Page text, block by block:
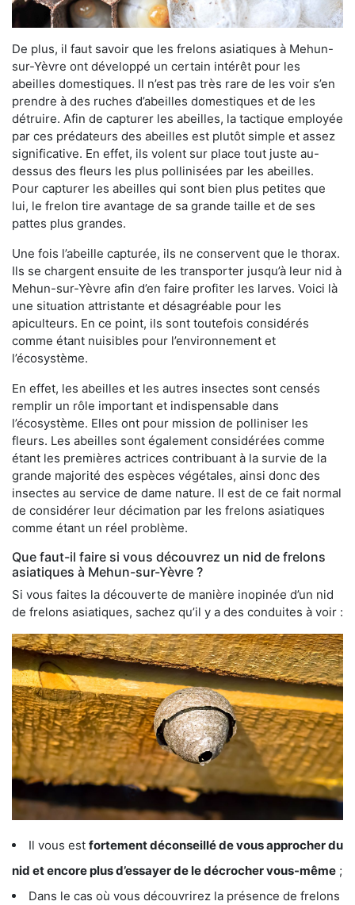
De plus, il faut savoir que les frelons asiatiques à Mehun-
sur-Yèvre ont développé un certain intérêt pour les
abeilles domestiques. Il n’est pas très rare de les voir s’en
prendre à des ruches d’abeilles domestiques et de les
détruire. Afin de capturer les abeilles, la tactique employée
par ces prédateurs des abeilles est plutôt simple et assez
significative. En effet, ils volent sur place tout juste au-
dessus des fleurs les plus pollinisées par les abeilles.
Pour capturer les abeilles qui sont bien plus petites que
lui, le frelon tire avantage de sa grande taille et de ses
pattes plus grandes.
Une fois l’abeille capturée, ils ne conservent que le thorax.
Ils se chargent ensuite de les transporter jusqu’à leur nid à
Mehun-sur-Yèvre afin d’en faire profiter les larves. Voici là
une situation attristante et désagréable pour les
apiculteurs. En ce point, ils sont toutefois considérés
comme étant nuisibles pour l’environnement et
l’écosystème.
En effet, les abeilles et les autres insectes sont censés
remplir un rôle important et indispensable dans
l’écosystème. Elles ont pour mission de polliniser les
fleurs. Les abeilles sont également considérées comme
étant les premières actrices contribuant à la survie de la
grande majorité des espèces végétales, ainsi donc des
insectes au service de dame nature. Il est de ce fait normal
de considérer leur décimation par les frelons asiatiques
comme étant un réel problème.
Que faut-il faire si vous découvrez un nid de frelons
asiatiques à Mehun-sur-Yèvre ?
Si vous faites la découverte de manière inopinée d’un nid
de frelons asiatiques, sachez qu’il y a des conduites à voir :
Il vous est fortement déconseillé de vous approcher du
nid et encore plus d’essayer de le décrocher vous-même ;
Dans le cas où vous découvrirez la présence de frelons